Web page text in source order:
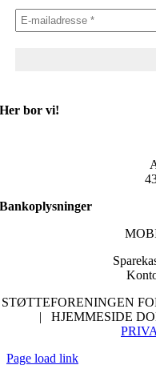
Her bor vi!
Bankoplysninger
STØTTEFORENINGEN
| HJEMMESIDE
Page load link